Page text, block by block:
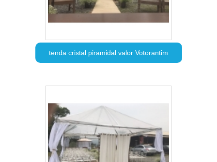
tenda cristal piramidal valor Votorantim